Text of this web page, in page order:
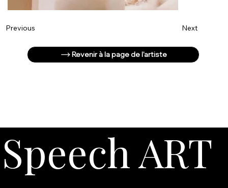
Previous Next
Revenir à la page de l'artiste
Speech ART